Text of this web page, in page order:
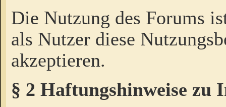
Die Nutzung des Forums
als Nutzer diese
akzeptieren.
§ 2 Haftungshinweise zu